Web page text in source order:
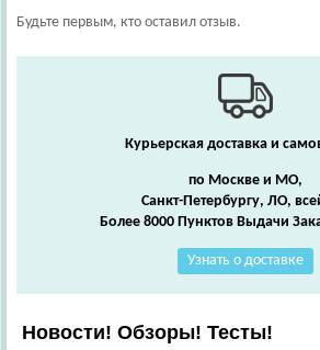
Будьте первым, кто оставил отзыв.
Курьерская доставка и
по Москве и МО,
Санкт-Петербургу, ЛО,
Более 8000 Пунктов Выдачи
Узнать о доставке
Новости! Обзоры! Тесты!